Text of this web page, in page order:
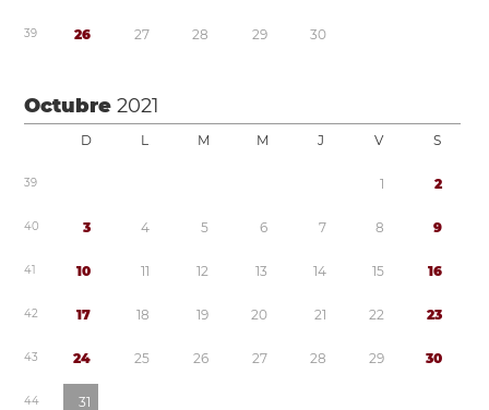
39 26 27 28 29 30
Octubre2021
D L M M J V S
39 1 2
40 3 4 5 6 7 8 9
41 10 11 12 13 14 15 16
42 17 18 19 20 21 22 23
43 24 25 26 27 28 29 30
44 31